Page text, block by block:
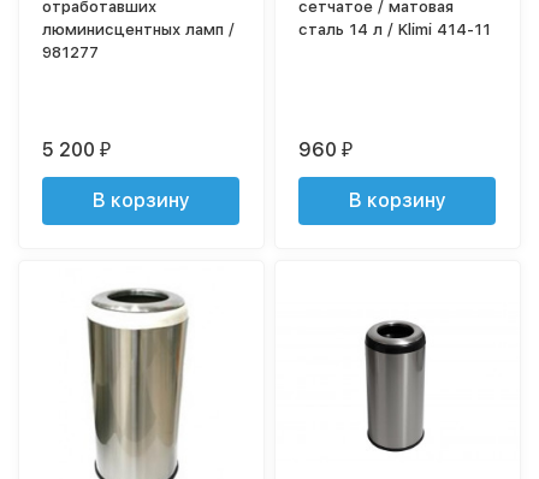
отработавших
люминисцентных ламп /
981277
5 200₽
В корзину
сетчатое / матовая
сталь 14 л / Klimi 414-11
960₽
В корзину